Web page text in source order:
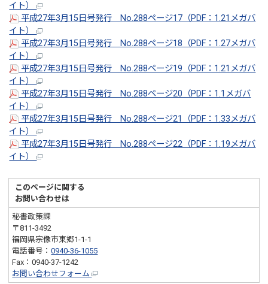
イト）
平成27年3月15日号発行 No.288ページ17（PDF：1.21メガバ
イト）
平成27年3月15日号発行 No.288ページ18（PDF：1.27メガバ
イト）
平成27年3月15日号発行 No.288ページ19（PDF：1.21メガバ
イト）
平成27年3月15日号発行 No.288ページ20（PDF：1.1メガバ
イト）
平成27年3月15日号発行 No.288ページ21（PDF：1.33メガバ
イト）
平成27年3月15日号発行 No.288ページ22（PDF：1.19メガバ
イト）
このページに関する
お問い合わせは
秘書政策課
〒811-3492
福岡県宗像市東郷1-1-1
電話番号：0940-36-1055
Fax：0940-37-1242
お問い合わせフォーム